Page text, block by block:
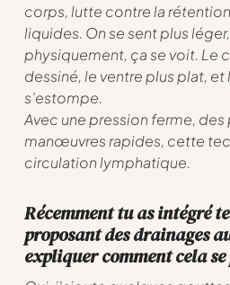
corps, lutte contre la
liquides. On se sent plus
physiquement, ça se voit. Le
dessiné, le ventre plus plat, et
s’estompe.
Avec une pression ferme,
manœuvres rapides, cette
circulation lymphatique.
Récemment tu as intégré
proposant des drainages
expliquer comment cela se